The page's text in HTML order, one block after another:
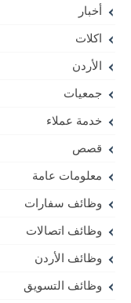
أخبار
اكلات
الأردن
جمعيات
خدمة عملاء
قصص
معلومات عامة
وظائف سفارات
وظائف اتصالات
وظائف الأردن
وظائف التسويق